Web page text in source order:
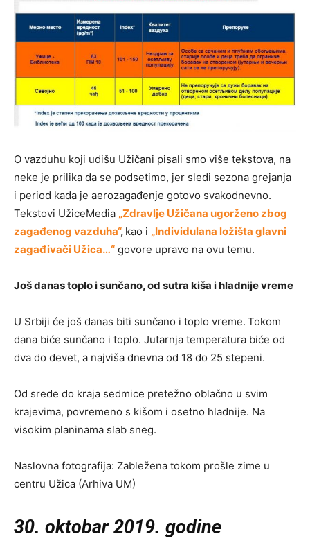
O vazduhu koji udišu Užičani pisali smo više tekstova, na
neke je prilika da se podsetimo, jer sledi sezona grejanja
i period kada je aerozagađenje gotovo svakodnevno.
Tekstovi UžiceMedia „Zdravlje Užičana ugorženo zbog
zagađenog vazduha“, kao i „Individulana ložišta glavni
zagađivači Užica…“ govore upravo na ovu temu.
Još danas toplo i sunčano, od sutra kiša i hladnije vreme
U Srbiji će još danas biti sunčano i toplo vreme. Tokom
dana biće sunčano i toplo. Jutarnja temperatura biće od
dva do devet, a najviša dnevna od 18 do 25 stepeni.
Od srede do kraja sedmice pretežno oblačno u svim
krajevima, povremeno s kišom i osetno hladnije. Na
visokim planinama slab sneg.
Naslovna fotografija: Zabležena tokom prošle zime u
centru Užica (Arhiva UM)
30. oktobar 2019. godine